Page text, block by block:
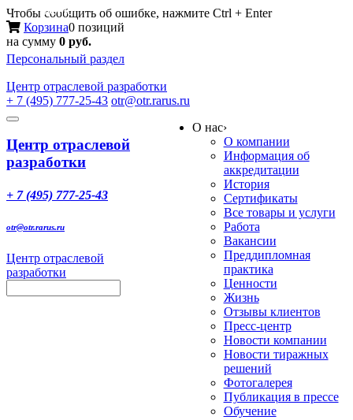
Чтобы сообщить об ошибке, нажмите Ctrl + Enter
Корзина0 позиций
на сумму 0 руб.
Персональный раздел
Центр отраслевой разработки
+ 7 (495) 777-25-43 otr@otr.rarus.ru
Toggle
Меню
Центр отраслевой
разработки
+ 7 (495) 777-25-43
otr@otr.rarus.ru
Центр отраслевой
разработки
О нас›
О компании
Информация об
аккредитации
История
Сертификаты
Все товары и услуги
Работа
Вакансии
Преддипломная
практика
Ценности
Жизнь
Отзывы клиентов
Пресс-центр
Новости компании
Новости тиражных
решений
Фотогалерея
Публикация в прессе
Обучение